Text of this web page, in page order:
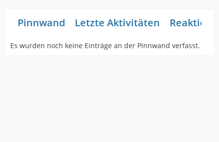
Pinnwand Letzte Aktivitäten
Es wurden noch keine Einträge an der Pinnwand verfasst.